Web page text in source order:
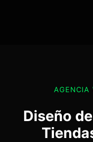
AGENCIA
Diseño